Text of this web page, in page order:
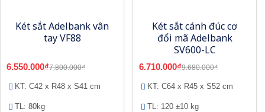
Két sắt Adelbank vân
tay VF88
6.550.000₫7.800.000₫
KT: C42 x R48 x S41 cm
TL: 80kg
Két sắt cánh đúc cơ
đổi mã Adelbank
SV600-LC
6.710.000₫9.680.000₫
KT: C64 x R45 x S52 cm
TL: 120 ±10 kg